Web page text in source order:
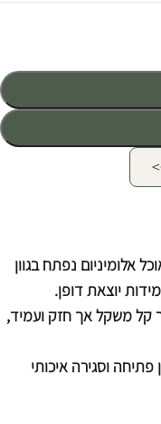
אלומיניום נפתח בגוון
יוצאת דופן.
קל משקל אך חזק ועמיד,
פתיחה וסגירה איכותי